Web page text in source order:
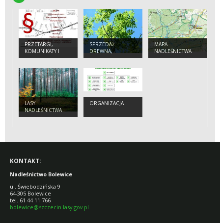
PRZETARGI,
KOMUNIKATY I
OGŁOSZENIA
SPRZEDAŻ
DREWNA,
CHOINEK,
I SŁUPKÓW Z
ROZGRODZEŃ
MAPA
NADLEŚNICTWA
BOLEWICE
LASY
NADLEŚNICTWA
ORGANIZACJA
KONTAKT:
Nadleśnictwo Bolewice
ul. Świebodzińska 9
64-305 Bolewice
tel. 61 44 11 766
bolewice@szczecin.lasy.gov.pl